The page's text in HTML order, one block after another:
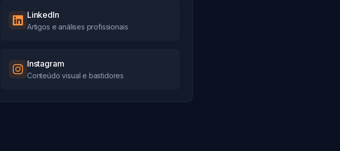
LinkedIn
Artigos e análises profissionais
Instagram
Conteúdo visual e bastidores